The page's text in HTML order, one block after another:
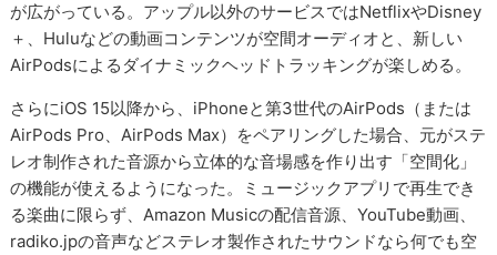
が広がっている。アップル以外のサービスではNetflixやDisney
＋、Huluなどの動画コンテンツが空間オーディオと、新しい
AirPodsによるダイナミックヘッドトラッキングが楽しめる。
さらにiOS 15以降から、iPhoneと第3世代のAirPods（または
AirPods Pro、AirPods Max）をペアリングした場合、元がステ
レオ制作された音源から立体的な音場感を作り出す「空間化」
の機能が使えるようになった。ミュージックアプリで再生でき
る楽曲に限らず、Amazon Musicの配信音源、YouTube動画、
radiko.jpの音声などステレオ製作されたサウンドなら何でも空